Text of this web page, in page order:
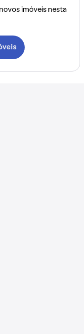
imóveis nesta